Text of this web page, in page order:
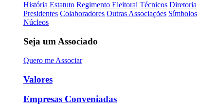
História Estatuto Regimento Eleitoral Técnicos Diretoria
Presidentes Colaboradores Outras Associações Símbolos
Núcleos
Seja um Associado
Quero me Associar
Valores
Empresas Conveniadas